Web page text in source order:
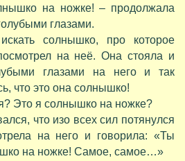
на ножке! – продолжала
глазами.
солнышко, про которое
на неё. Она стояла и
глазами на него и так
что это она солнышко!
Это я солнышко на ножке?
что изо всех сил потянулся
на него и говорила: «Ты
на ножке! Самое, самое…»